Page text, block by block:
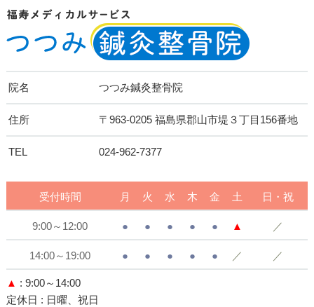
院名 つつみ鍼灸整骨院
住所 〒963-0205 福島県郡山市堤３丁目156番地
TEL 024-962-7377
受付時間 月 火 水 木 金 土 日・祝
9:00～12:00 ● ● ● ● ● ▲ ／
14:00～19:00 ● ● ● ● ● ／ ／
▲ : 9:00～14:00
定休日 : 日曜、祝日